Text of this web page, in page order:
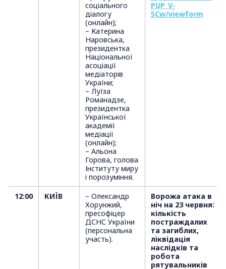
соціального
діалогу
(онлайн);
– Катерина
Наровська,
президентка
Національної
асоціації
медіаторів
України;
– Луїза
Романадзе,
президентка
Української
академії
медіації
(онлайн);
– Альона
Горова, голова
Інституту миру
і порозуміння.
PUP_V-
5Cw/viewform
12:00 КИЇВ
– Олександр
Хорунжий,
пресофіцер
ДСНС України
(персональна
участь).
Ворожа атака в
ніч на 23 червня:
кількість
постраждалих
та загиблих,
ліквідація
наслідків та
робота
рятувальників